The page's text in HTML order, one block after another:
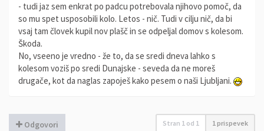
- tudi jaz sem enkrat po padcu potrebovala njihovo pomoč, da
so mu spet usposobili kolo. Letos - nič. Tudi v cilju nič, da bi
vsaj tam človek kupil nov plašč in se odpeljal domov s kolesom.
Škoda.
No, vseeno je vredno - že to, da se sredi dneva lahko s
kolesom voziš po sredi Dunajske - seveda da ne moreš
drugače, kot da naglas zapoješ kako pesem o naši Ljubljani.
Odgovori Stran 1 od 1 1 prispevek